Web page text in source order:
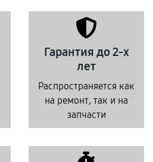
Гарантия до 2-х
лет
Распространяется как
на ремонт, так и на
запчасти